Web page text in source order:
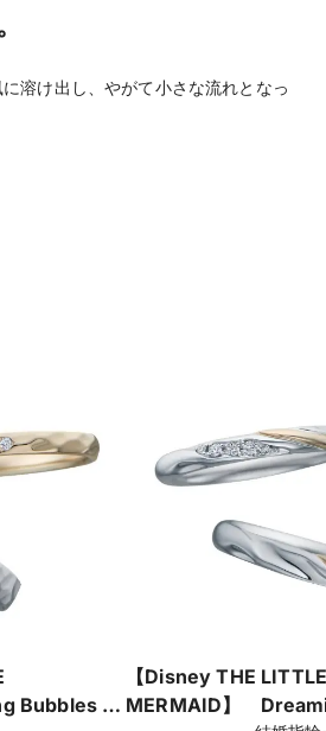
溶け出し、やがて小さな流れとなっ
Bubbles -
【Disney THE LITTLE
MERMAID】